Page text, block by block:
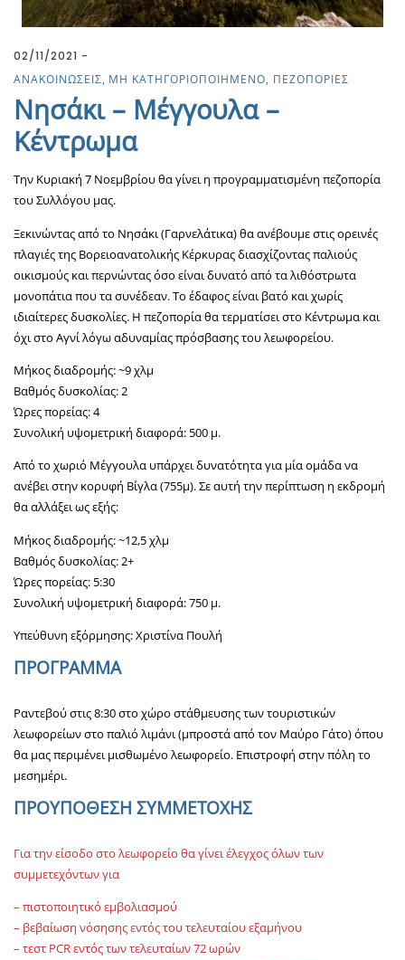
02/11/2021
ΑΝΑΚΟΙΝΩΣΕΙΣ ΜΗ ΚΑΤΗΓΟΡΙΟΠΟΙΗΜΕΝΟ ΠΕΖΟΠΟΡΙΕΣ
Νησάκι – Μέγγουλα –
Κέντρωμα
Την Κυριακή 7 Νοεμβρίου θα γίνει η προγραμματισμένη πεζοπορία
του Συλλόγου μας.
Ξεκινώντας από το Νησάκι (Γαρνελάτικα) θα ανέβουμε στις ορεινές
πλαγιές της Βορειοανατολικής Κέρκυρας διασχίζοντας παλιούς
οικισμούς και περνώντας όσο είναι δυνατό από τα λιθόστρωτα
μονοπάτια που τα συνέδεαν. Το έδαφος είναι βατό και χωρίς
ιδιαίτερες δυσκολίες. Η πεζοπορία θα τερματίσει στο Κέντρωμα και
όχι στο Αγνί λόγω αδυναμίας πρόσβασης του λεωφορείου.
Μήκος διαδρομής: ~9 χλμ
Βαθμός δυσκολίας: 2
Ώρες πορείας: 4
Συνολική υψομετρική διαφορά: 500 μ.
Από το χωριό Μέγγουλα υπάρχει δυνατότητα για μία ομάδα να
ανέβει στην κορυφή Βίγλα (755μ). Σε αυτή την περίπτωση η εκδρομή
θα αλλάξει ως εξής:
Μήκος διαδρομής: ~12,5 χλμ
Βαθμός δυσκολίας: 2+
Ώρες πορείας: 5:30
Συνολική υψομετρική διαφορά: 750 μ.
Υπεύθυνη εξόρμησης: Χριστίνα Πουλή
ΠΡΟΓΡΑΜΜΑ
Ραντεβού στις 8:30 στο χώρο στάθμευσης των τουριστικών
λεωφορείων στο παλιό λιμάνι (μπροστά από τον Μαύρο Γάτο) όπου
θα μας περιμένει μισθωμένο λεωφορείο. Επιστροφή στην πόλη το
μεσημέρι.
ΠΡΟΥΠΟΘΕΣΗ ΣΥΜΜΕΤΟΧΗΣ
Για την είσοδο στο λεωφορείο θα γίνει έλεγχος όλων των
συμμετεχόντων για
– πιστοποιητικό εμβολιασμού
– βεβαίωση νόσησης εντός του τελευταίου εξαμήνου
– τεστ PCR εντός των τελευταίων 72 ωρών